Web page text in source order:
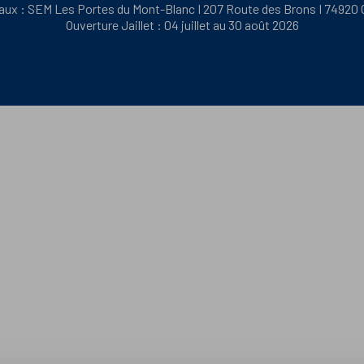
: SEM Les Portes du Mont-Blanc I 207 Route des Brons I 74920
Ouverture Jaillet : 04 juillet au 30 août 2026